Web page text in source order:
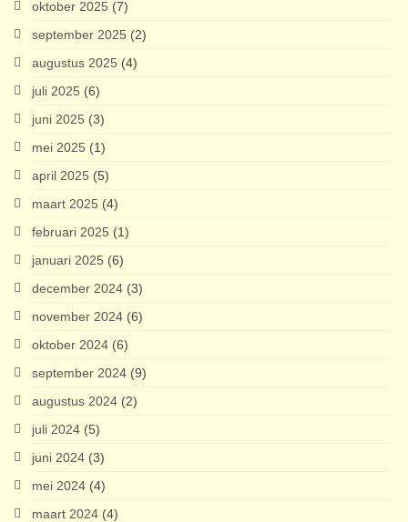
oktober 2025 (7)
september 2025 (2)
augustus 2025 (4)
juli 2025 (6)
juni 2025 (3)
mei 2025 (1)
april 2025 (5)
maart 2025 (4)
februari 2025 (1)
januari 2025 (6)
december 2024 (3)
november 2024 (6)
oktober 2024 (6)
september 2024 (9)
augustus 2024 (2)
juli 2024 (5)
juni 2024 (3)
mei 2024 (4)
maart 2024 (4)